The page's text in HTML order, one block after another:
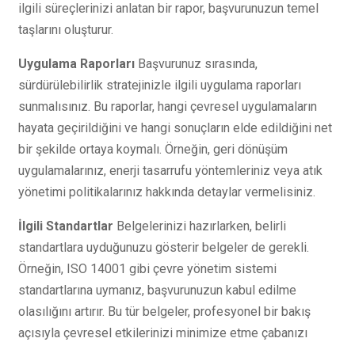
ilgili süreçlerinizi anlatan bir rapor, başvurunuzun temel
taşlarını oluşturur.
Uygulama Raporları Başvurunuz sırasında,
sürdürülebilirlik stratejinizle ilgili uygulama raporları
sunmalısınız. Bu raporlar, hangi çevresel uygulamaların
hayata geçirildiğini ve hangi sonuçların elde edildiğini net
bir şekilde ortaya koymalı. Örneğin, geri dönüşüm
uygulamalarınız, enerji tasarrufu yöntemleriniz veya atık
yönetimi politikalarınız hakkında detaylar vermelisiniz.
İlgili Standartlar Belgelerinizi hazırlarken, belirli
standartlara uyduğunuzu gösterir belgeler de gerekli.
Örneğin, ISO 14001 gibi çevre yönetim sistemi
standartlarına uymanız, başvurunuzun kabul edilme
olasılığını artırır. Bu tür belgeler, profesyonel bir bakış
açısıyla çevresel etkilerinizi minimize etme çabanızı